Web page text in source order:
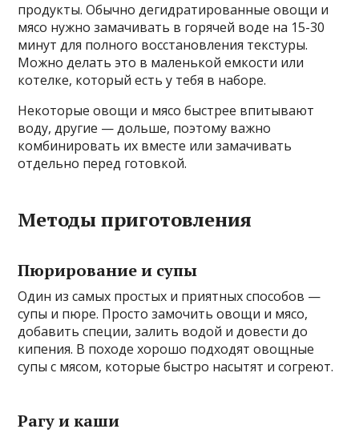
продукты. Обычно дегидратированные овощи и
мясо нужно замачивать в горячей воде на 15-30
минут для полного восстановления текстуры.
Можно делать это в маленькой емкости или
котелке, который есть у тебя в наборе.
Некоторые овощи и мясо быстрее впитывают
воду, другие — дольше, поэтому важно
комбинировать их вместе или замачивать
отдельно перед готовкой.
Методы приготовления
Пюрирование и супы
Один из самых простых и приятных способов —
супы и пюре. Просто замочить овощи и мясо,
добавить специи, залить водой и довести до
кипения. В походе хорошо подходят овощные
супы с мясом, которые быстро насытят и согреют.
Рагу и каши